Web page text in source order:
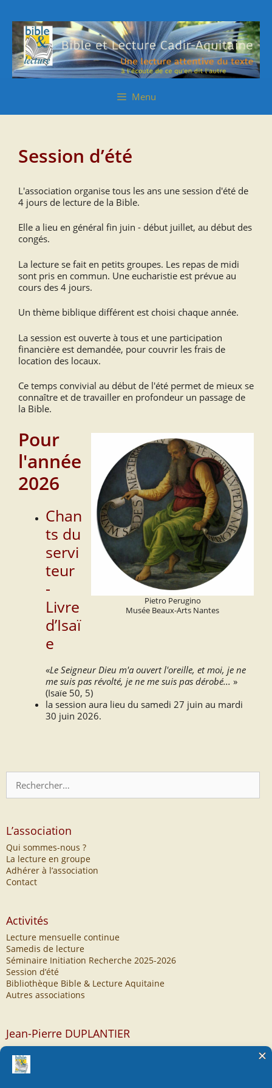
contenu
contenu
Menu
Session d’été
L'association organise tous les ans une session d'été de
4 jours de lecture de la Bible.
Elle a lieu en général fin juin - début juillet, au début des
congés.
La lecture se fait en petits groupes. Les repas de midi
sont pris en commun. Une eucharistie est prévue au
cours des 4 jours.
Un thème biblique différent est choisi chaque année.
La session est ouverte à tous et une participation
financière est demandée, pour couvrir les frais de
location des locaux.
Ce temps convivial au début de l'été permet de mieux se
connaître et de travailler en profondeur un passage de
la Bible.
Pietro Perugino
Musée Beaux-Arts Nantes
Pour
l'année
2026
Chan
ts du
servi
teur
-
Livre
d’Isaï
e
«Le Seigneur Dieu m'a ouvert l'oreille, et moi, je ne
me suis pas révolté, je ne me suis pas dérobé... »
(Isaïe 50, 5)
la session aura lieu du samedi 27 juin au mardi
30 juin 2026.
L’association
Qui sommes-nous ?
La lecture en groupe
Adhérer à l’association
Contact
Activités
Lecture mensuelle continue
Samedis de lecture
Séminaire Initiation Recherche 2025-2026
Session d’été
Bibliothèque Bible & Lecture Aquitaine
Autres associations
Jean-Pierre DUPLANTIER
Autres homélies de Jean-Pierre Duplantier
Articles sur la lecture de la Bible